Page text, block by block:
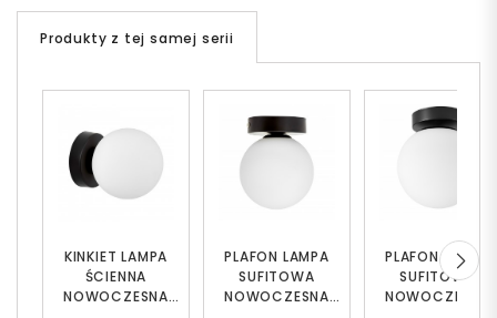
Produkty z tej samej serii
KINKIET LAMPA
ŚCIENNA
NOWOCZESNA
PLAFON LAMPA
SUFITOWA
NOWOCZESNA
PLAFON LAMPA
SUFITOWA
NOWOCZESNA